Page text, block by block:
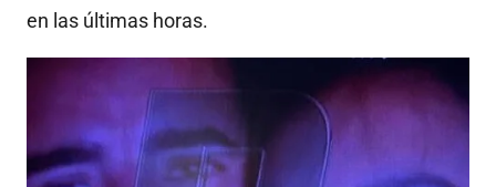
en las últimas horas.